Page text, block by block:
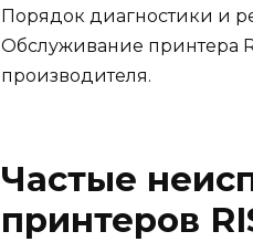
Порядок диагностики и
Обслуживание принтера
производителя.
Частые
принтеров